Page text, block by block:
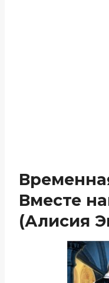
Вместе
(Алисия